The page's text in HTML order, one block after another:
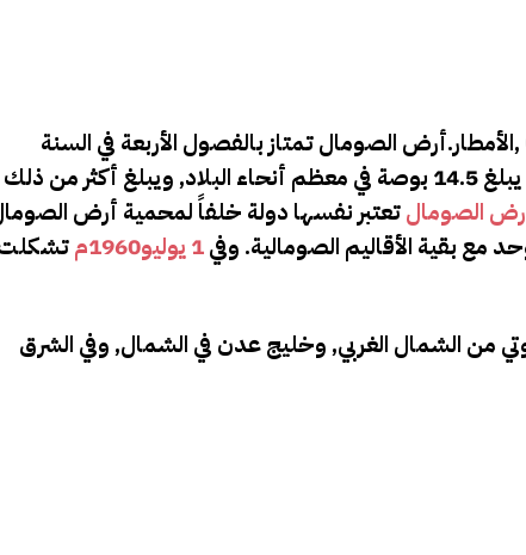
الأمطار.أرض الصومال تمتاز بالفصول الأربعة في السنة, Gu و Hagaa تشمل فصلي الربيع والصيف, و Dayr وJiilaal تشمل
فصلي الخريف والشتاء على التوالي. ومتوسط هطول الأمطار السنوي يبلغ 14.5 بوصة في معظم أنحاء البلاد, ويبلغ أكثر من ذلك
الصومالتعتبر نفسها دولة خلفاً لمحمية أرض
مع بقية الأقاليم الصومالية. وفي1 يوليو 1960م
من الشمال الغربي, وخليج عدن في الشمال, وفي الشرق